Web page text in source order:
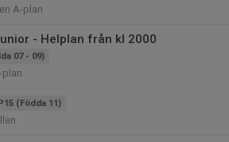
A-plan
- Helplan från kl 2000
07 - 09)
plan
(Födda 11)